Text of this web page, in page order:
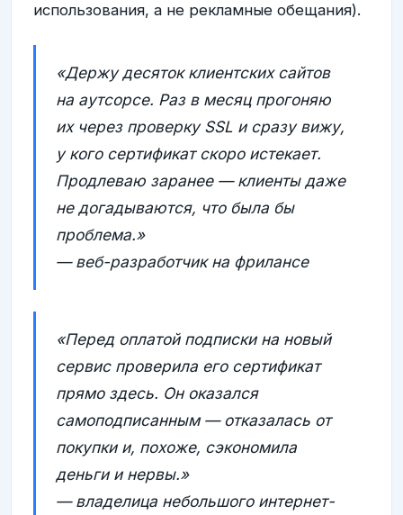
использования, а не рекламные обещания).
«Держу десяток клиентских сайтов
на аутсорсе. Раз в месяц прогоняю
их через проверку SSL и сразу вижу,
у кого сертификат скоро истекает.
Продлеваю заранее — клиенты даже
не догадываются, что была бы
проблема.»
— веб-разработчик на фрилансе
«Перед оплатой подписки на новый
сервис проверила его сертификат
прямо здесь. Он оказался
самоподписанным — отказалась от
покупки и, похоже, сэкономила
деньги и нервы.»
— владелица небольшого интернет-